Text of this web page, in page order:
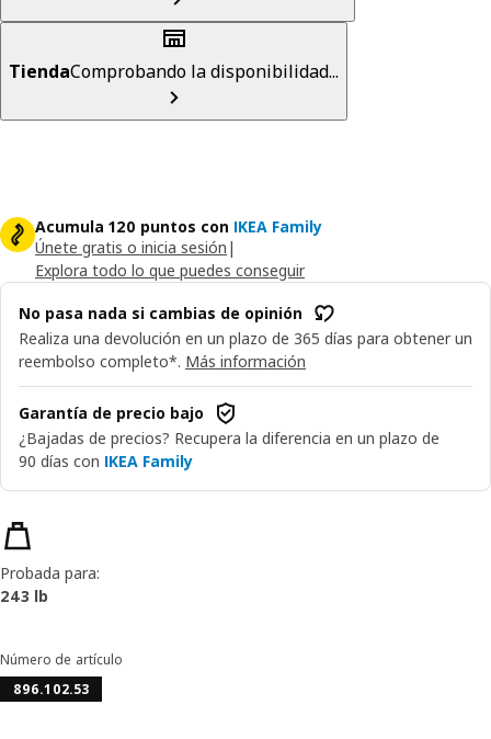
TiendaComprobando la disponibilidad...
Acumula 120 puntos con IKEA Family
Únete gratis o inicia sesión |
Explora todo lo que puedes conseguir
No pasa nada si cambias de opinión
Realiza una devolución en un plazo de 365 días para obtener un
reembolso completo*. Más información
Garantía de precio bajo
¿Bajadas de precios? Recupera la diferencia en un plazo de
90 días con IKEA Family
Características del producto
Probada para:
243 lb
Número de artículo
896.102.53